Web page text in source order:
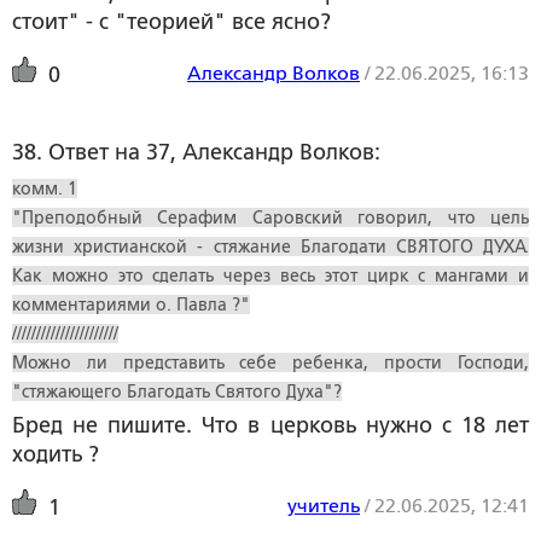
стоит" - с "теорией" все ясно?
0 Александр Волков / 22.06.2025, 16:13
38. Ответ на 37, Александр Волков:
комм. 1
"Преподобный Серафим Саровский говорил, что цель
жизни христианской - стяжание Благодати СВЯТОГО ДУХА.
Как можно это сделать через весь этот цирк с мангами и
комментариями о. Павла ?"
//////////////////////
Можно ли представить себе ребенка, прости Господи,
"стяжающего Благодать Святого Духа"?
Бред не пишите. Что в церковь нужно с 18 лет
ходить ?
1 учитель/ 22.06.2025, 12:41